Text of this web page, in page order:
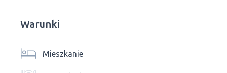
Warunki
Mieszkanie